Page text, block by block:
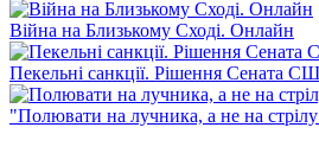
Війна на Близькому Сході. Онлайн
Пекельні санкції. Рішення Сената
"Полювати на лучника, а не на